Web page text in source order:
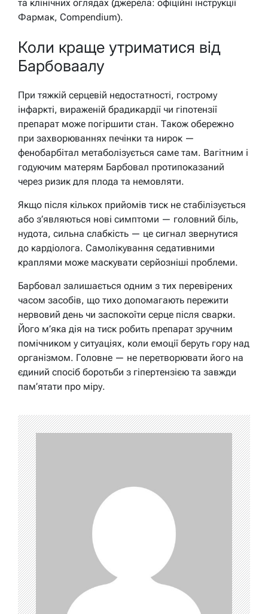
та клінічних оглядах (джерела: офіційні інструкції
Фармак, Compendium).
Коли краще утриматися від
Барбоваалу
При тяжкій серцевій недостатності, гострому
інфаркті, вираженій брадикардії чи гіпотензії
препарат може погіршити стан. Також обережно
при захворюваннях печінки та нирок —
фенобарбітал метаболізується саме там. Вагітним і
годуючим матерям Барбовал протипоказаний
через ризик для плода та немовляти.
Якщо після кількох прийомів тиск не стабілізується
або з’являються нові симптоми — головний біль,
нудота, сильна слабкість — це сигнал звернутися
до кардіолога. Самолікування седативними
краплями може маскувати серйозніші проблеми.
Барбовал залишається одним з тих перевірених
часом засобів, що тихо допомагають пережити
нервовий день чи заспокоїти серце після сварки.
Його м’яка дія на тиск робить препарат зручним
помічником у ситуаціях, коли емоції беруть гору над
організмом. Головне — не перетворювати його на
єдиний спосіб боротьби з гіпертензією та завжди
пам’ятати про міру.